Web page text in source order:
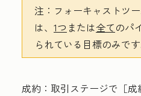
注： フォーキャストツ
は、 1つ または全てのパ
られている目標のみです
成約： 取引ステージで［